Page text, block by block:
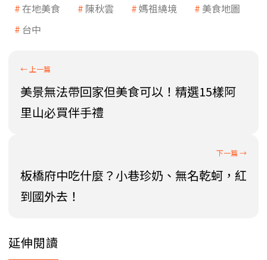
在地美食 陳秋雲 媽祖繞境
美食地圖
台中
美景無法帶回家但美食可以！精選15樣阿
里山必買伴手禮
板橋府中吃什麼？小巷珍奶、無名乾蚵，紅
到國外去！
延伸閱讀